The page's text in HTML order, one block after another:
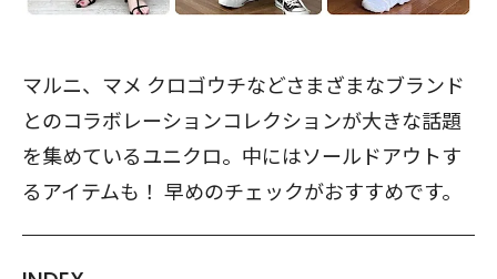
マルニ、マメ クロゴウチなどさまざまなブランド
とのコラボレーションコレクションが大きな話題
を集めているユニクロ。中にはソールドアウトす
るアイテムも！ 早めのチェックがおすすめです。